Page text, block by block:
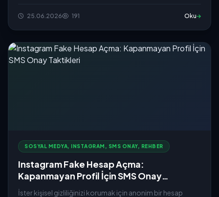
25.06.2026 191 Oku
SOSYAL MEDYA, INSTAGRAM, SMS ONAY, REHBER
Instagram Fake Hesap Açma:
Kapanmayan Profil İçin SMS Onay
Taktikleri
İster kişisel gizliliğinizi korumak için anonim bir hesap